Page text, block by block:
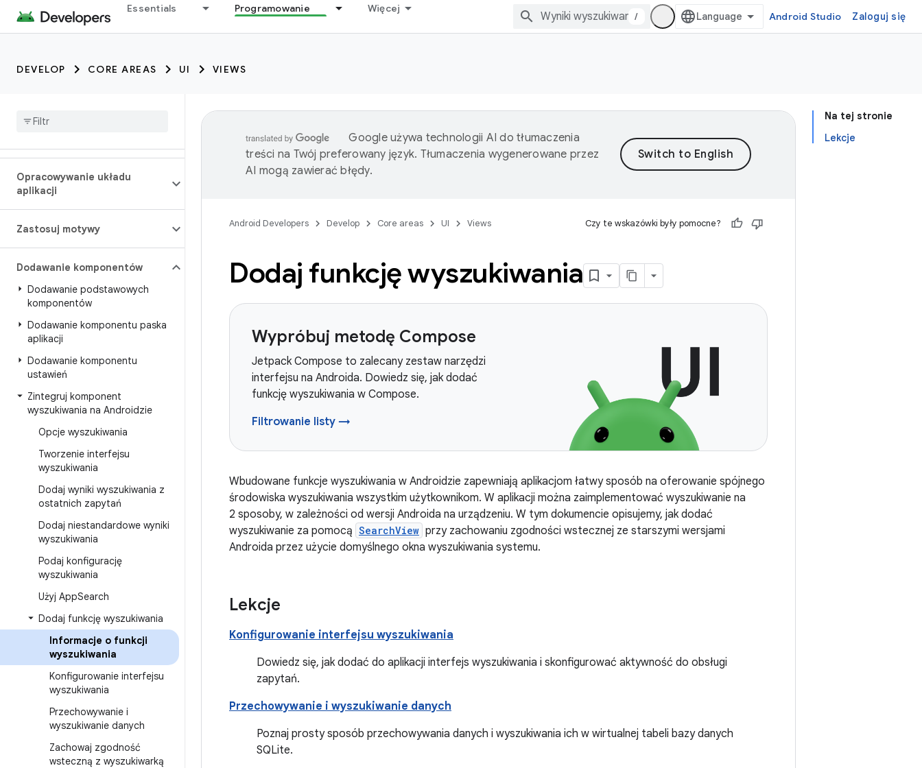
Essentials Programowanie Więcej
/ Android Studio Zaloguj się
DEVELOP CORE AREAS UI VIEWS
Opracowywanie układu
aplikacji
Zastosuj motywy
Dodawanie komponentów
Dodawanie podstawowych
komponentów
Dodawanie komponentu paska
aplikacji
Dodawanie komponentu
ustawień
Zintegruj komponent
wyszukiwania na Androidzie
Opcje wyszukiwania
Tworzenie interfejsu
wyszukiwania
Dodaj wyniki wyszukiwania z
ostatnich zapytań
Dodaj niestandardowe wyniki
wyszukiwania
Podaj konfigurację
wyszukiwania
Użyj AppSearch
Dodaj funkcję wyszukiwania
Informacje o funkcji
wyszukiwania
Konfigurowanie interfejsu
wyszukiwania
Przechowywanie i
wyszukiwanie danych
Zachowaj zgodność
wsteczną z wyszukiwarką
Na tej stronie
Lekcje
Google używa technologii AI do tłumaczenia
treści na Twój preferowany język. Tłumaczenia wygenerowane przez
AI mogą zawierać błędy.
Android Developers Develop Core areas UI Views Czy te wskazówki były pomocne?
Dodaj funkcję wyszukiwania
Wypróbuj metodę Compose
Jetpack Compose to zalecany zestaw narzędzi
interfejsu na Androida. Dowiedz się, jak dodać
funkcję wyszukiwania w Compose.
Filtrowanie listy →
Wbudowane funkcje wyszukiwania w Androidzie zapewniają aplikacjom łatwy sposób na oferowanie spójnego
środowiska wyszukiwania wszystkim użytkownikom. W aplikacji można zaimplementować wyszukiwanie na
2 sposoby, w zależności od wersji Androida na urządzeniu. W tym dokumencie opisujemy, jak dodać
wyszukiwanie za pomocą SearchView przy zachowaniu zgodności wstecznej ze starszymi wersjami
Androida przez użycie domyślnego okna wyszukiwania systemu.
Lekcje
Konfigurowanie interfejsu wyszukiwania
Dowiedz się, jak dodać do aplikacji interfejs wyszukiwania i skonfigurować aktywność do obsługi
zapytań.
Przechowywanie i wyszukiwanie danych
Poznaj prosty sposób przechowywania danych i wyszukiwania ich w wirtualnej tabeli bazy danych
SQLite.